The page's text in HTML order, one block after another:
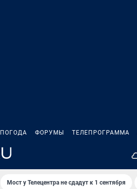
ПОГОДА ФОРУМЫ ТЕЛЕПРОГРАММА
Мост у Телецентра не сдадут к 1 сентября